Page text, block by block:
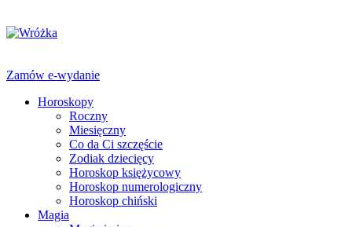
Zamów e-wydanie
Horoskopy
Roczny
Miesięczny
Co da Ci szczęście
Zodiak dziecięcy
Horoskop księżycowy
Horoskop numerologiczny
Horoskop chiński
Magia